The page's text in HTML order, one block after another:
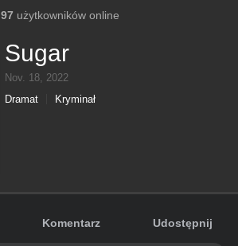
97 użytkowników online
Sugar
Nov. 18, 2022
Dramat
Kryminał
Komentarz Udostępnij